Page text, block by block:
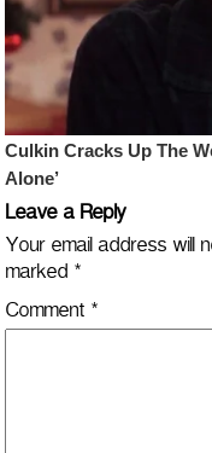
Leave a Reply
Your email address will
marked *
Comment *